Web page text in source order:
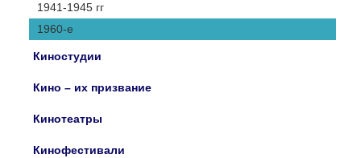
1941-1945 гг
1960-е
Киностудии
Кино – их призвание
Кинотеатры
Кинофестивали